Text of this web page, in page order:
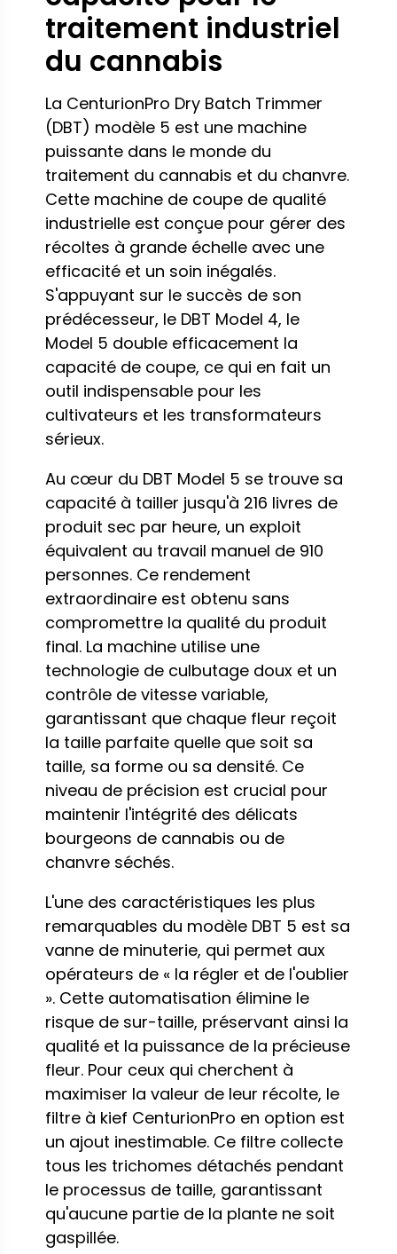
traitement industriel
du cannabis
La CenturionPro Dry Batch Trimmer
(DBT) modèle 5 est une machine
puissante dans le monde du
traitement du cannabis et du chanvre.
Cette machine de coupe de qualité
industrielle est conçue pour gérer des
récoltes à grande échelle avec une
efficacité et un soin inégalés.
S'appuyant sur le succès de son
prédécesseur, le DBT Model 4, le
Model 5 double efficacement la
capacité de coupe, ce qui en fait un
outil indispensable pour les
cultivateurs et les transformateurs
sérieux.
Au cœur du DBT Model 5 se trouve sa
capacité à tailler jusqu'à 216 livres de
produit sec par heure, un exploit
équivalent au travail manuel de 910
personnes. Ce rendement
extraordinaire est obtenu sans
compromettre la qualité du produit
final. La machine utilise une
technologie de culbutage doux et un
contrôle de vitesse variable,
garantissant que chaque fleur reçoit
la taille parfaite quelle que soit sa
taille, sa forme ou sa densité. Ce
niveau de précision est crucial pour
maintenir l'intégrité des délicats
bourgeons de cannabis ou de
chanvre séchés.
L'une des caractéristiques les plus
remarquables du modèle DBT 5 est sa
vanne de minuterie, qui permet aux
opérateurs de « la régler et de l'oublier
». Cette automatisation élimine le
risque de sur-taille, préservant ainsi la
qualité et la puissance de la précieuse
fleur. Pour ceux qui cherchent à
maximiser la valeur de leur récolte, le
filtre à kief CenturionPro en option est
un ajout inestimable. Ce filtre collecte
tous les trichomes détachés pendant
le processus de taille, garantissant
qu'aucune partie de la plante ne soit
gaspillée.